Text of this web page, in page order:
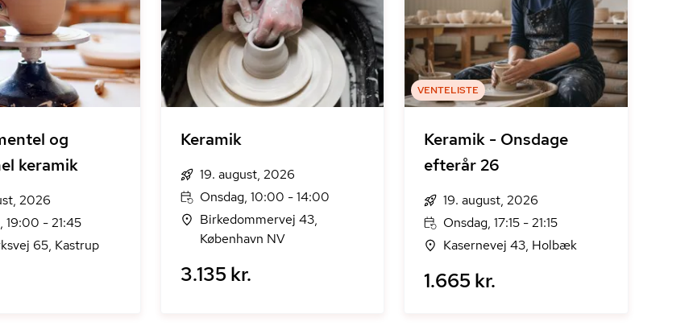
og
keramik
2026
19:00 - 21:45
65, Kastrup
Keramik
19. august, 2026
Onsdag, 10:00 - 14:00
Birkedommervej 43,
København NV
3.135 kr.
VENTELISTE
Keramik - Onsdage
efterår 26
19. august, 2026
Onsdag, 17:15 - 21:15
Kasernevej 43, Holbæk
1.665 kr.